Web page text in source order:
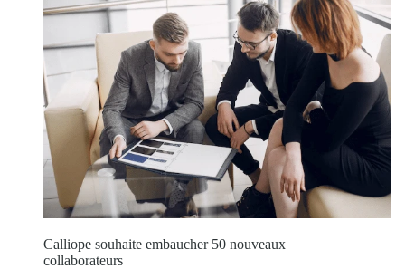
Calliope souhaite embaucher 50 nouveaux
collaborateurs